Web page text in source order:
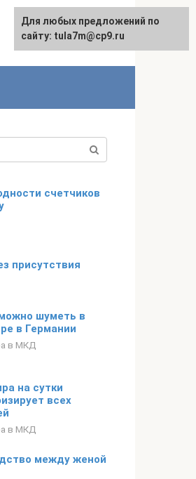
счетчиков
присутствия
шуметь в
в Германии
в МКД
на сутки
всех
в МКД
между женой
Для любых предложений по
сайту: tula7m@cp9.ru